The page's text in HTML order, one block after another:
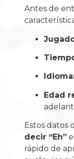
Antes de
Edad
Estos datos
decir “Eh”
rápido de